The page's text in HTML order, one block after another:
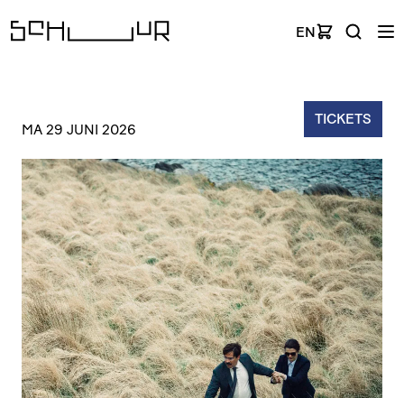
EN
TICKETS
MA 29 JUNI 2026